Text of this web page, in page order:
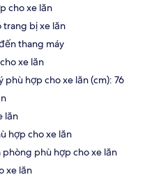
cho xe lăn
trang bị xe lăn
thang máy
xe lăn
phù hợp cho xe lăn (cm): 76
lăn
hợp cho xe lăn
phù hợp cho xe lăn
xe lăn